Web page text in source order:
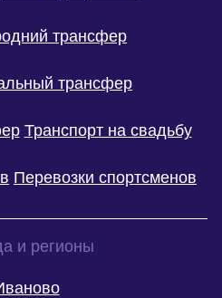
трансфер
трансфер
Транспорт на свадьбу
Перевозки спортсменов
и регионы